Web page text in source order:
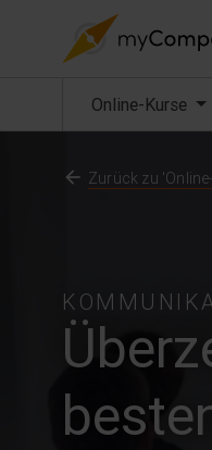
Online-Kurse
Zurück zu